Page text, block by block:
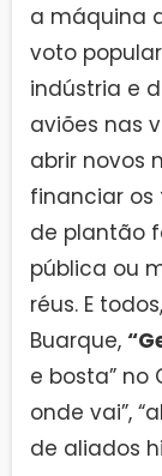
a máquina
voto
indústria e
aviões nas
abrir novos
financiar os
de plantão
pública ou
réus. E
Buarque,
e bosta” no
onde vai”,
de aliados